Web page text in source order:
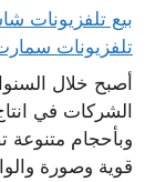
تلفزيونات
أصبح خلال
الشركات في
قوية وصورة